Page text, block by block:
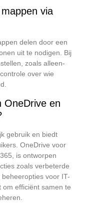
via
delen door een
uit te nodigen. Bij
zoals alleen-
over wie
OneDrive en
gebruik en biedt
OneDrive voor
is ontworpen
zoals verbeterde
voor IT-
om efficiënt samen te